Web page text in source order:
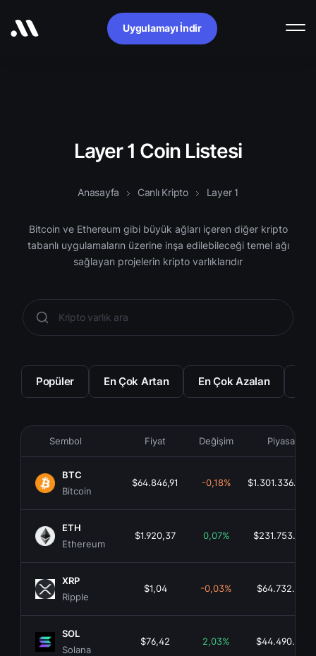
Uygulamayı İndir
Layer 1 Coin Listesi
Anasayfa Canlı Kripto Layer 1
Bitcoin ve Ethereum gibi büyük ağları içeren diğer kripto
tabanlı uygulamaların üzerine inşa edilebileceği temel ağı
sağlayan projelerin kripto varlıklarıdır
Popüler En Çok Artan En Çok Azalan
Sembol Fiyat Değişim Piyasa
BTC
Bitcoin
$64.846,91 -0,18%
ETH
Ethereum
$1.920,37 0,07%
XRP
Ripple
$1,04 -0,03%
SOL
Solana
$76,42 2,03%